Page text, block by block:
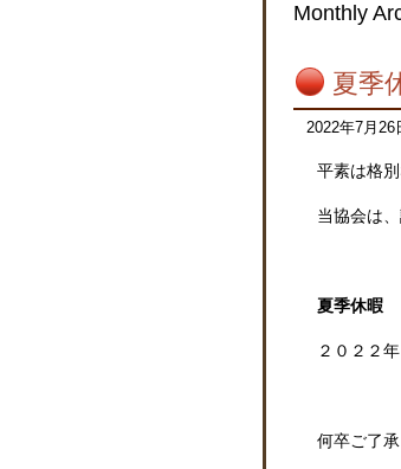
Monthly
夏季
2022年7月26
平素は格
当協会は
夏季休暇
２０２２
何卒ご了